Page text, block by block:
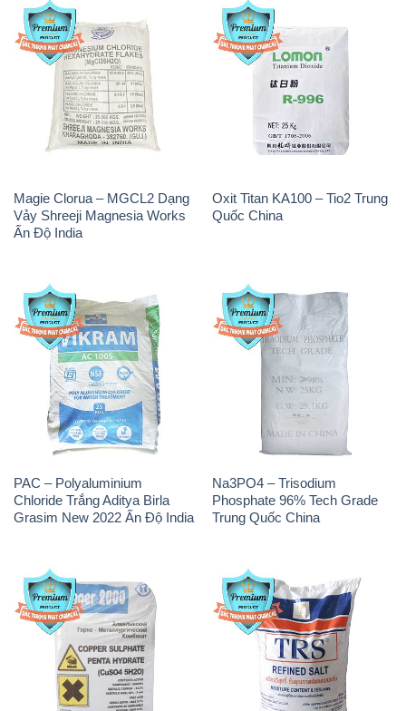
Magie Clorua – MGCL2 Dạng
Vảy Shreeji Magnesia Works
Ấn Độ India
Oxit Titan KA100 – Tio2 Trung
PAC – Polyaluminium
Chloride Trắng Aditya Birla
Grasim New 2022 Ấn Độ India
Phosphate 96% Tech Grade
Trung Quốc China
CuSO4 – Đồng Sunfat Nga
Muối NaCL – Sodium Chloride
TRS Thái Lan